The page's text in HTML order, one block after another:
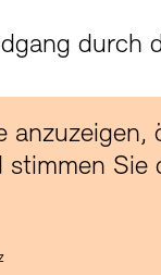
durch
stimmen